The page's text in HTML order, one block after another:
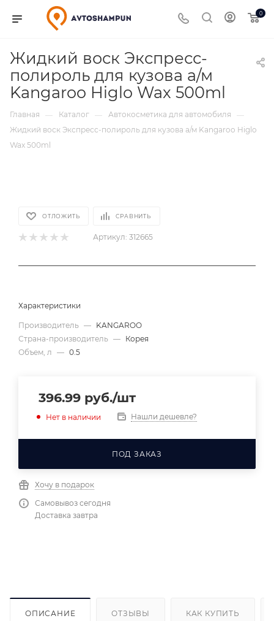
0
Жидкий воск Экспресс-
полироль для кузова а/м
Kangaroo Higlo Wax 500ml
Главная — Каталог — Автокосметика для автомобиля
—
Жидкий воск Экспресс-полироль для кузова а/м Kangaroo Higlo
Wax 500ml
ОТЛОЖИТЬ СРАВНИТЬ
Артикул: 312665
Характеристики
Производитель — KANGAROO
Страна-производитель — Корея
Объем, л — 0.5
396.99 руб./шт
Нет в наличии Нашли дешевле?
ПОД ЗАКАЗ
Хочу в подарок
Самовывоз сегодня
Доставка завтра
ОПИСАНИЕ ОТЗЫВЫ КАК КУПИТЬ